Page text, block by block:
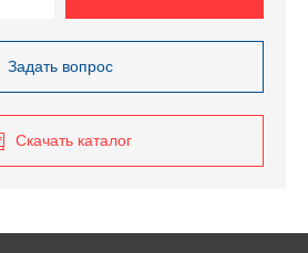
Задать вопрос
Скачать каталог